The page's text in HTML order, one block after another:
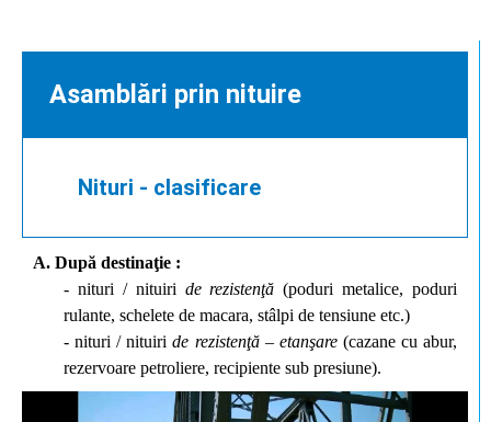
Asamblări prin nituire
Nituri - clasificare
A. După destinaţie :
- nituri / nituiri de rezistenţă (poduri metalice, poduri
rulante, schelete de macara, stâlpi de tensiune etc.)
- nituri / nituiride rezistenţă – etanşare(cazane cu abur,
rezervoare petroliere, recipiente sub presiune).